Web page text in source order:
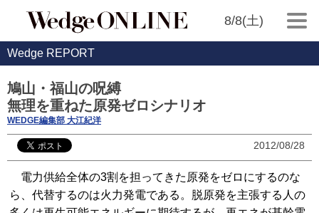
8/8(土)
Wedge REPORT
鳩山・福山の呪縛
無理を重ねた原発ゼロシナリオ
WEDGE編集部 大江紀洋
2012/08/28
電力供給全体の3割を担ってきた原発をゼロにするのな
ら、代替するのは火力発電である。脱原発を主張する人の